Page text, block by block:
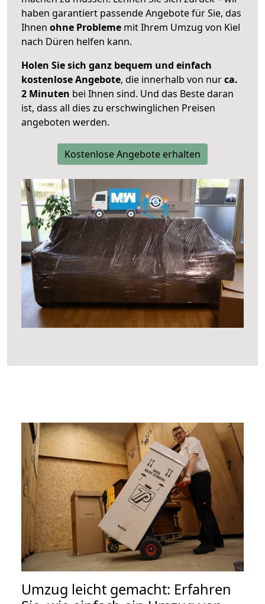
haben garantiert passende Angebote für Sie, das
Ihnen ohne Probleme mit Ihrem Umzug von Kiel
nach Düren helfen kann.
Holen Sie sich ganz bequem und einfach
kostenlose Angebote, die innerhalb von nurca.
2 Minuten bei Ihnen sind. Und das Beste daran
ist, dass all dies zu erschwinglichen Preisen
angeboten werden.
Kostenlose Angebote erhalten
Umzug leicht gemacht: Erfahren